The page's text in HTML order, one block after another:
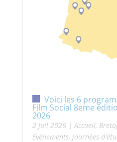
Voici les 6
Film Social 8eme
2026
2 Juil 2026|Accueil,
Evénements, journées